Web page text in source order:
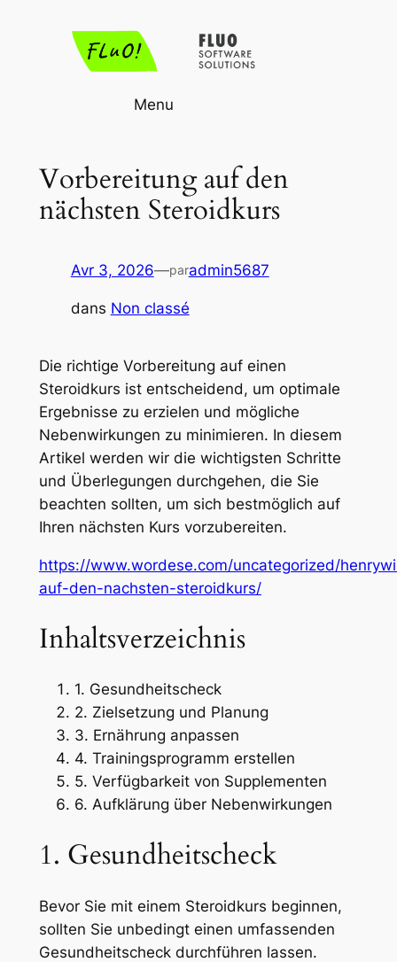
Menu
Vorbereitung auf den
nächsten Steroidkurs
Avr 3, 2026—paradmin5687
dans Non classé
Die richtige Vorbereitung auf einen
Steroidkurs ist entscheidend, um optimale
Ergebnisse zu erzielen und mögliche
Nebenwirkungen zu minimieren. In diesem
Artikel werden wir die wichtigsten Schritte
und Überlegungen durchgehen, die Sie
beachten sollten, um sich bestmöglich auf
Ihren nächsten Kurs vorzubereiten.
https://www.wordese.com/uncategorized/
auf-den-nachsten-steroidkurs/
Inhaltsverzeichnis
1. Gesundheitscheck
2. Zielsetzung und Planung
3. Ernährung anpassen
4. Trainingsprogramm erstellen
5. Verfügbarkeit von Supplementen
6. Aufklärung über Nebenwirkungen
1. Gesundheitscheck
Bevor Sie mit einem Steroidkurs beginnen,
sollten Sie unbedingt einen umfassenden
Gesundheitscheck durchführen lassen.